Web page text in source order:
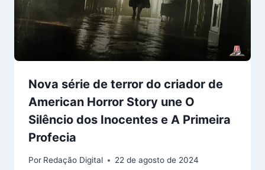
Nova série de terror do criador de
American Horror Story une O
Silêncio dos Inocentes e A Primeira
Profecia
Por Redação Digital 22 de agosto de 2024